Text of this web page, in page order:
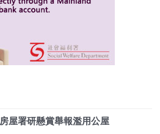
房屋署研懸賞舉報濫用公屋